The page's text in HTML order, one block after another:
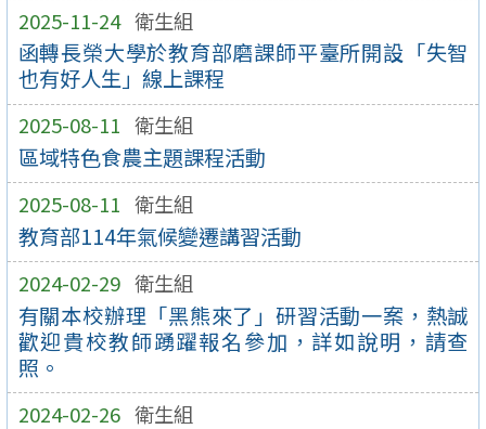
2025-11-24 衛生組
函轉長榮大學於教育部磨課師平臺所開設「失智
也有好人生」線上課程
2025-08-11 衛生組
區域特色食農主題課程活動
2025-08-11 衛生組
教育部114年氣候變遷講習活動
2024-02-29 衛生組
有關本校辦理「黑熊來了」研習活動一案，熱誠
歡迎貴校教師踴躍報名參加，詳如說明，請查
照。
2024-02-26 衛生組